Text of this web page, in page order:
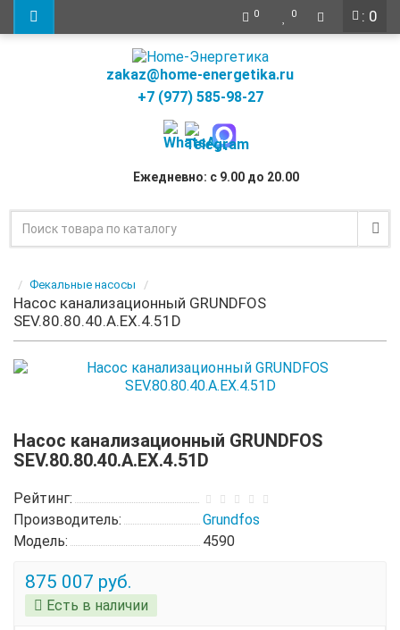
: 0
0 0
zakaz@home-energetika.ru
+7 (977) 585-98-27
Ежедневно: с 9.00 до 20.00
Фекальные насосы
Насос канализационный GRUNDFOS
SEV.80.80.40.A.EX.4.51D
Насос канализационный GRUNDFOS
SEV.80.80.40.A.EX.4.51D
Рейтинг:
Производитель:
Grundfos
Модель:
4590
875 007 руб.
Есть в наличии